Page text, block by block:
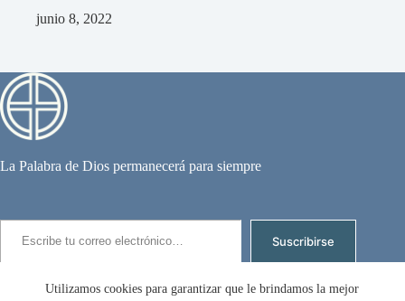
Utilizamos cookies para garantizar que le brindamos la mejor
junio 8, 2022
La Palabra de Dios permanecerá para siempre
Escribe tu correo electrónico…
Suscribirse
Suscríbete para recibir los nuevos artículos por email.